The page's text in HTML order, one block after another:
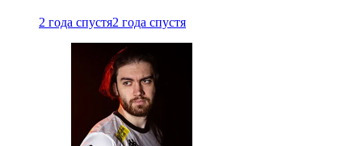
2 года спустя2 года спустя